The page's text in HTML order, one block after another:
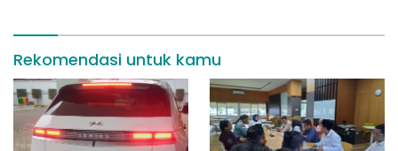
Rekomendasi untuk kamu